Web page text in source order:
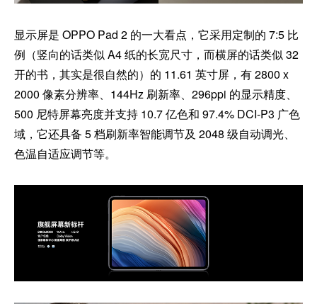
显示屏是 OPPO Pad 2 的一大看点，它采用定制的 7:5 比
例（竖向的话类似 A4 纸的长宽尺寸，而横屏的话类似 32
开的书，其实是很自然的）的 11.61 英寸屏，有 2800 x
2000 像素分辨率、144Hz 刷新率、296ppi 的显示精度、
500 尼特屏幕亮度并支持 10.7 亿色和 97.4% DCI-P3 广色
域，它还具备 5 档刷新率智能调节及 2048 级自动调光、
色温自适应调节等。